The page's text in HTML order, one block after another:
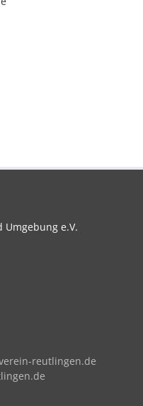
e.V.
reutlingen.de